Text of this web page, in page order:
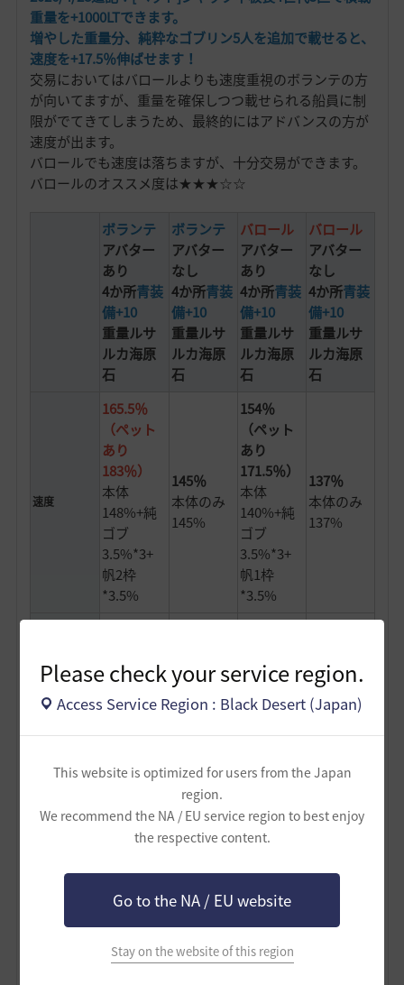
Please check your service region.
Access Service Region : Black Desert (Japan)
This website is optimized for users from the Japan
region.
We recommend the NA / EU service region to best enjoy
the respective content.
Go to the NA / EU website
Stay on the website of this region
重量を+1000LTできます。
増やした重量分、純粋なゴブリン5人を追加で載せると、
速度を+17.5％伸ばせます！
交易においてはバロールよりも速度重視のボランテの方
が向いてますが、重量を確保しつつ載せられる船員に制
限がでてきてしまうため、最終的にはアドバンスの方が
速度が出ます。
バロールでも速度は落ちますが、十分交易ができます。
バロールのオススメ度は★★★☆☆
ボランテ
アバター
あり
4か所青装
備+10
重量ルサ
ルカ海原
石
ボランテ
アバター
なし
4か所青装
備+10
重量ルサ
ルカ海原
石
バロール
アバター
あり
4か所青装
備+10
重量ルサ
ルカ海原
石
バロール
アバター
なし
4か所青装
備+10
重量ルサ
ルカ海原
石
速度
165.5％
（ペット
あり
183％）
本体
148%+純
ゴブ
3.5%*3+
帆2枠
*3.5%
145％
本体のみ
145%
154％
（ペット
あり
171.5％）
本体
140%+純
ゴブ
3.5%*3+
帆1枠
*3.5%
137％
本体のみ
137%
積載重量
19600+海
純ゴブ
200*3-副
装備11
19000+海
原石1350-
11
19600+海
純ゴブ
200*3-副
装備11
本体
19000+海
原石1350-
11
副船長+純粋
なゴブリン
純ゴブ最大8
副船長のみ
副船長+純
粋なゴブ
人
(ペットあ
り純ゴブ
最大8人)
190G+アバ
190G+アバ